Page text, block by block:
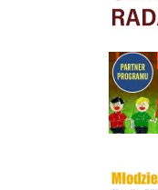
link do